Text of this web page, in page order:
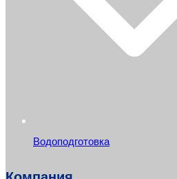
Водоподготовка